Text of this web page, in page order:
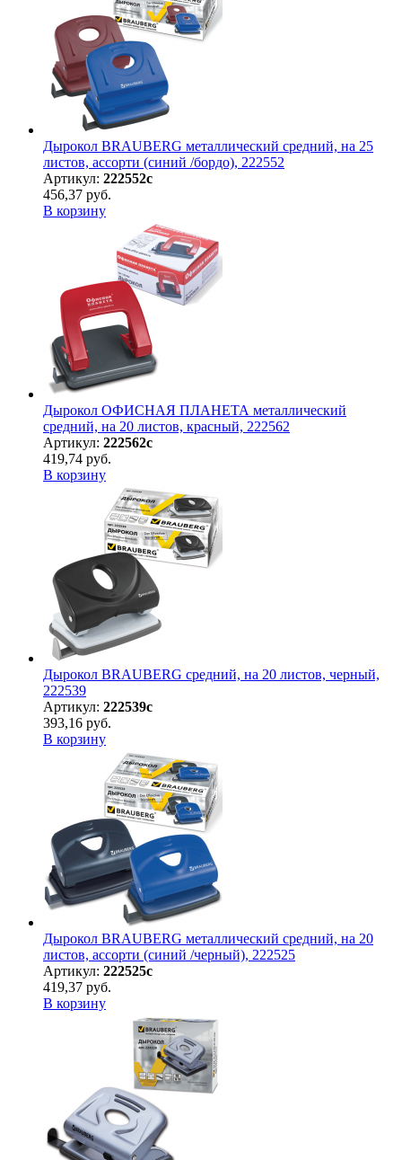
Дырокол BRAUBERG металлический средний, на 25
листов, ассорти (синий /бордо), 222552
Артикул: 222552с
456,37 руб.
В корзину
Дырокол ОФИСНАЯ ПЛАНЕТА металлический
средний, на 20 листов, красный, 222562
Артикул: 222562с
419,74 руб.
В корзину
Дырокол BRAUBERG средний, на 20 листов, черный,
222539
Артикул: 222539с
393,16 руб.
В корзину
Дырокол BRAUBERG металлический средний, на 20
листов, ассорти (синий /черный), 222525
Артикул: 222525с
419,37 руб.
В корзину